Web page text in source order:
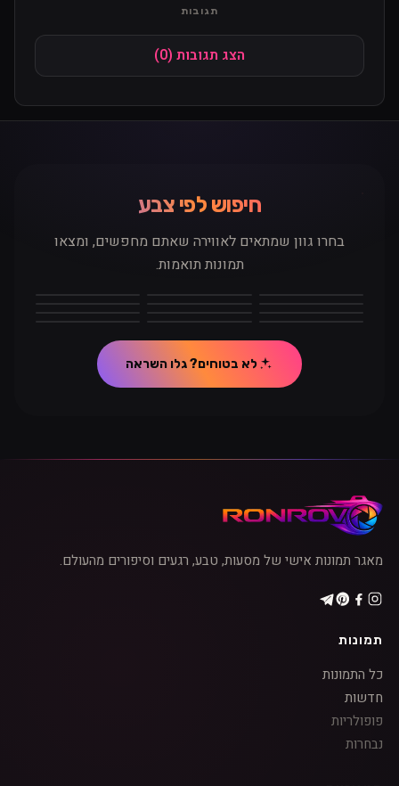
תגובות
הצג תגובות (0)
קוד
תוכן התגובה
חיפוש לפי צבע
בחרו גוון שמתאים לאווירה שאתם מחפשים, ומצאו
תמונות תואמות.
כחול טורקיז ירוק
צהוב כתום אדום
לא בטוחים? גלו השראה
מאגר תמונות אישי של מסעות, טבע, רגעים וסיפורים מהעולם.
תמונות
כל התמונות
חדשות
פופולריות
נבחרות